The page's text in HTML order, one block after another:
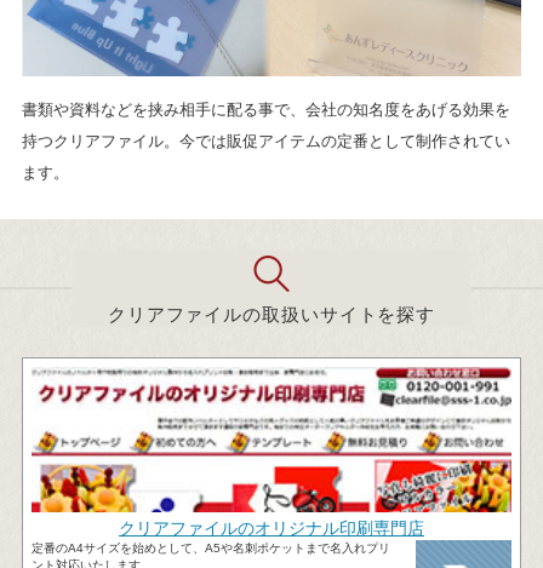
書類や資料などを挟み相手に配る事で、会社の知名度をあげる効果を
持つクリアファイル。今では販促アイテムの定番として制作されてい
ます。
クリアファイルの取扱いサイトを探す
クリアファイルのオリジナル印刷専門店
定番のA4サイズを始めとして、A5や名刺ポケットまで名入れプリ
ント対応いたします。